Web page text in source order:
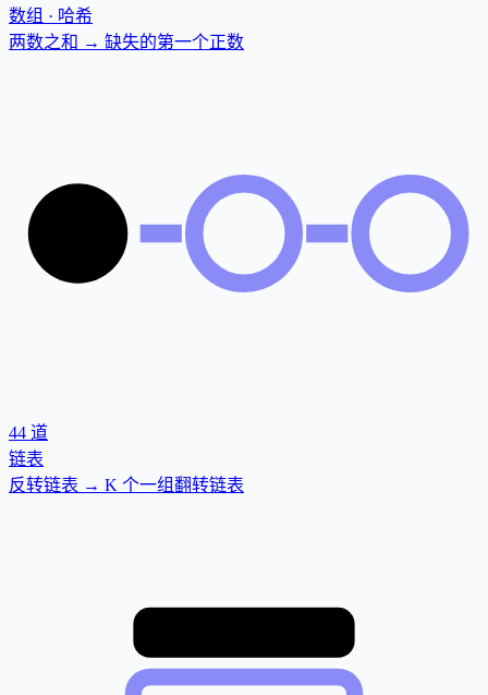
数组 · 哈希
两数之和 → 缺失的第一个正数
44 道
链表
反转链表 → K 个一组翻转链表